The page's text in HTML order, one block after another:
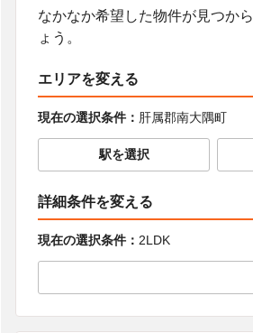
なかなか希望した物件が見つか
ょう。
エリアを変える
現在の選択条件： 肝属郡南大隅町
駅を選択
詳細条件を変える
現在の選択条件： 2LDK